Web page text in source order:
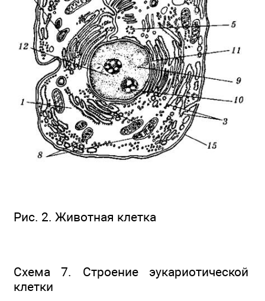
Рис. 2. Животная клетка
Схема 7. Строение эукариотической
клетки